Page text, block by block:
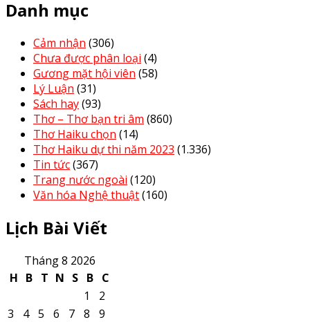
Danh mục
Cảm nhận (306)
Chưa được phân loại (4)
Gương mặt hội viên (58)
Lý Luận (31)
Sách hay(93)
Thơ – Thơ bạn tri âm (860)
Thơ Haiku chọn (14)
Thơ Haiku dự thi năm 2023 (1.336)
Tin tức(367)
Trang nước ngoài (120)
Văn hóa Nghệ thuật(160)
Lịch Bài Viết
Tháng 8 2026
H B T N S B C
1
2
3
4 5 6 7 8
9